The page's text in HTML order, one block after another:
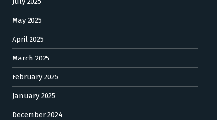
May 2025
April 2025
March 2025
February 2025
January 2025
December 2024